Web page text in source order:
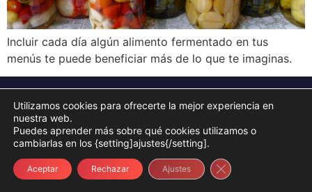
Incluir cada día algún alimento fermentado en tus
menús te puede beneficiar más de lo que te imaginas.
PRIVACIDAD AVISO LEGAL
CONDICIONES
Copyright Andreu Prados. Todos los derechos reservados
Utilizamos cookies para ofrecerte la mejor experiencia en
nuestra web.
Puedes aprender más sobre qué cookies utilizamos o
cambiarlas en los {setting]ajustes{/setting].
Aceptar Rechazar Ajustes Cerrar el banner de